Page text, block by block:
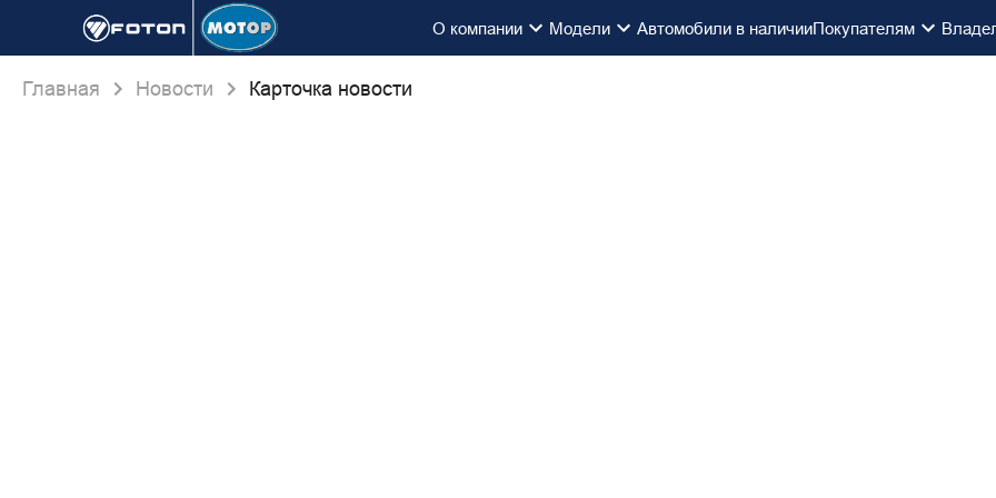
О компании Модели Автомобили в наличииПокупателям
Главная Новости Карточка новости